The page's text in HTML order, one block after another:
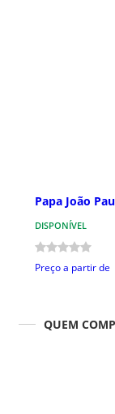
Papa João
DISPONÍVEL
Preço a partir de
QUEM